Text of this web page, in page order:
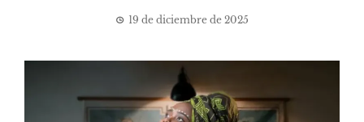
19 de diciembre de 2025